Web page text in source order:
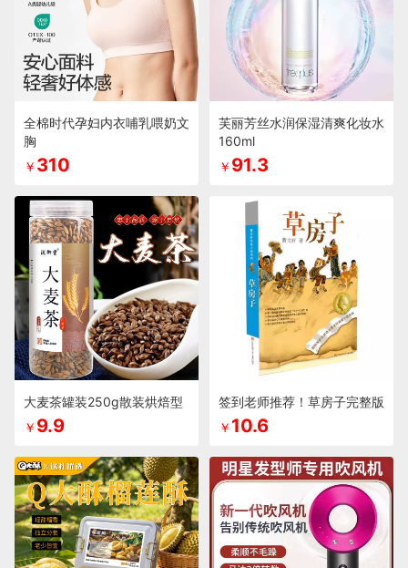
全棉时代孕妇内衣哺乳喂奶文
胸
￥ 310
芙丽芳丝水润保湿清爽化妆水
160ml
￥ 91.3
大麦茶罐装250g散装烘焙型
￥ 9.9
签到老师推荐！草房子完整版
￥ 10.6